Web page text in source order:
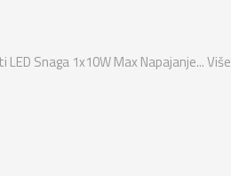
Snaga 1x10W Max Napajanje...Više